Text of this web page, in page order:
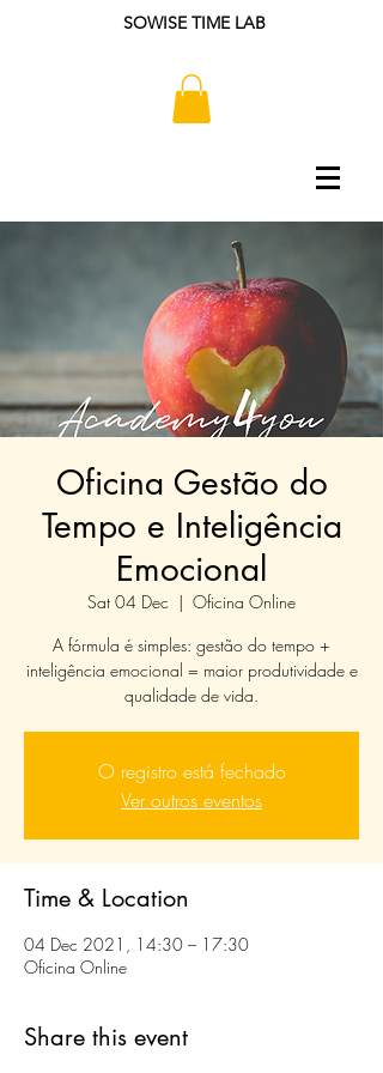
SOWISE TIME LAB
Oficina Gestão do
Tempo e Inteligência
Emocional
Sat 04 Dec
  |
Oficina Online
A fórmula é simples: gestão do tempo +
inteligência emocional = maior produtividade e
qualidade de vida.
O registro está fechado
Ver outros eventos
Time & Location
04 Dec 2021, 14:30 – 17:30
Oficina Online
Share this event